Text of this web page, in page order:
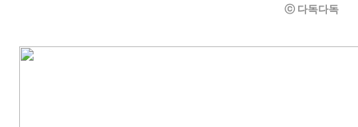
ⓒ 다독다독